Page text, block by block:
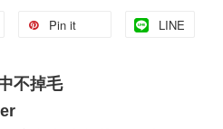
Pin it LINE
不掉毛